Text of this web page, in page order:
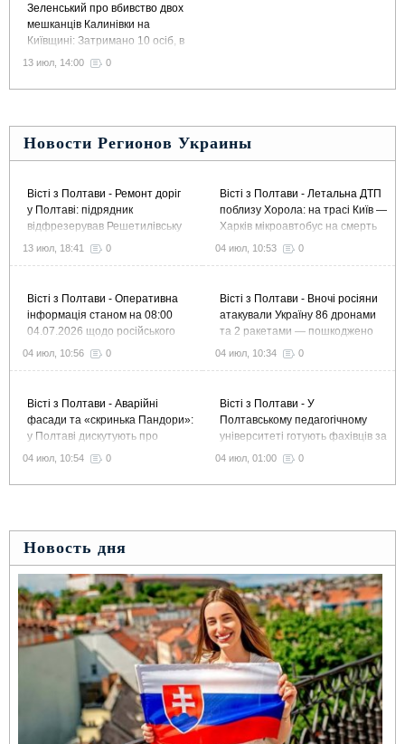
Зеленський про вбивство двох
мешканців Калинівки на
Київщині: Затримано 10 осіб, в
тому числі колишнього
13 июл, 14:00 0
Новости Регионов Украины
Вісті з Полтави - Ремонт доріг
у Полтаві: підрядник
відфрезерував Решетилівську
й Великотирнівську та завершує
13 июл, 18:41 0
Вісті з Полтави - Оперативна
інформація станом на 08:00
04.07.2026 щодо російського
вторгнення
04 июл, 10:56 0
Вісті з Полтави - Аварійні
фасади та «скринька Пандори»:
у Полтаві дискутують про
виділення 1,5 млн грн
04 июл, 10:54 0
Вісті з Полтави - Летальна ДТП
поблизу Хорола: на трасі Київ —
Харків мікроавтобус на смерть
збив пішохода
04 июл, 10:53 0
Вісті з Полтави - Вночі росіяни
атакували Україну 86 дронами
та 2 ракетами — пошкоджено
підприємство в Полтавському
04 июл, 10:34 0
Вісті з Полтави - У
Полтавському педагогічному
університеті готують фахівців за
сучасною освітньою моделлю
04 июл, 01:00 0
Новость дня